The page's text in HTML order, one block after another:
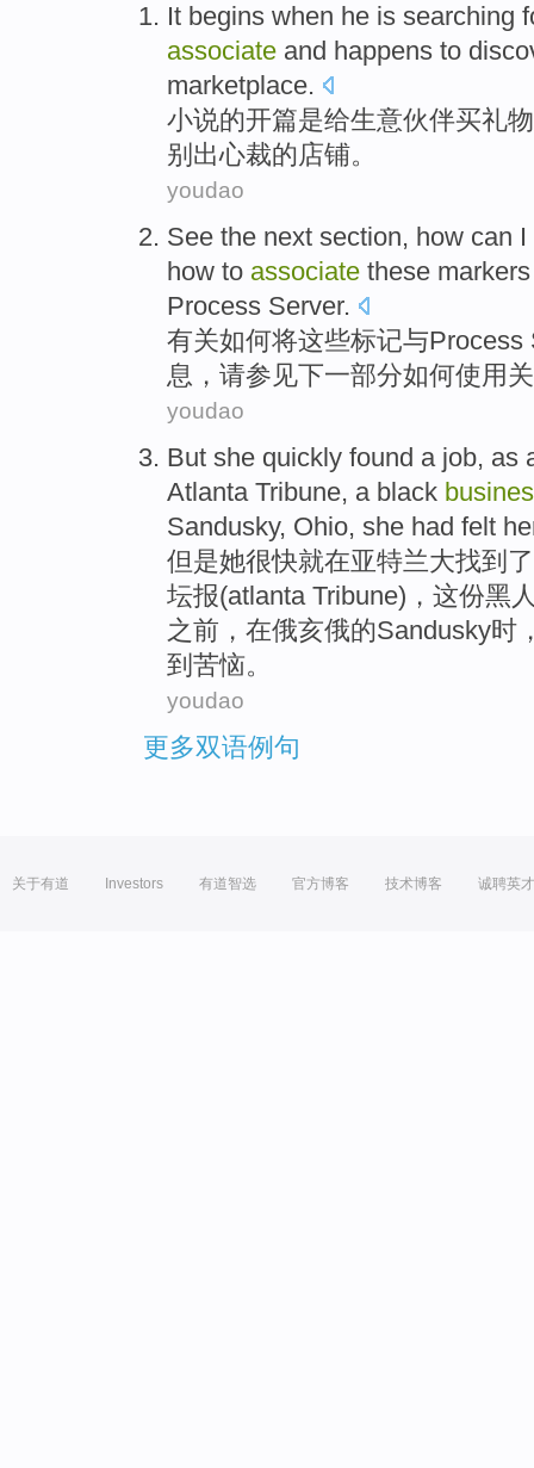
It begins when he is searching
associate and happens to
marketplace.
小说的开篇是给生意伙伴买礼物
别出心裁的店铺。
youdao
See the next section, how can I
how to associate these markers
Process Server.
有关如何将这些标记与Process
息， 请参见下一部分如何使用
youdao
But she quickly found a job, as
Atlanta Tribune, a black
Sandusky, Ohio, she had felt
但是她很快就在亚特兰大找到 了
坛报(atlanta Tribune)，这份黑
之前，在俄亥俄的Sandusky时
到 苦恼。
youdao
更多双语例句
关于有道 Investors 有道智选 官方博客 技术博客 诚聘英才